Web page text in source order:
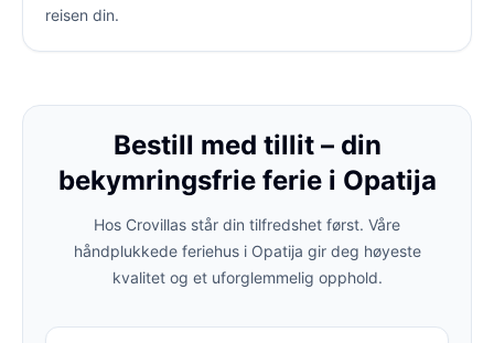
reisen din.
Bestill med tillit – din
bekymringsfrie ferie i Opatija
Hos Crovillas står din tilfredshet først. Våre
håndplukkede feriehus i Opatija gir deg høyeste
kvalitet og et uforglemmelig opphold.